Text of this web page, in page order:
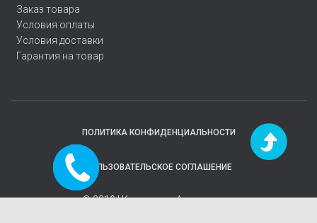
Заказ товара
Условия оплаты
Условия доставки
Гарантия на товар
ПОЛИТИКА КОНФИДЕНЦИАЛЬНОСТИ
ПОЛЬЗОВАТЕЛЬСКОЕ СОГЛАШЕНИЕ
© 2019 | Компания«Аквавектор»
Заказать
звонок